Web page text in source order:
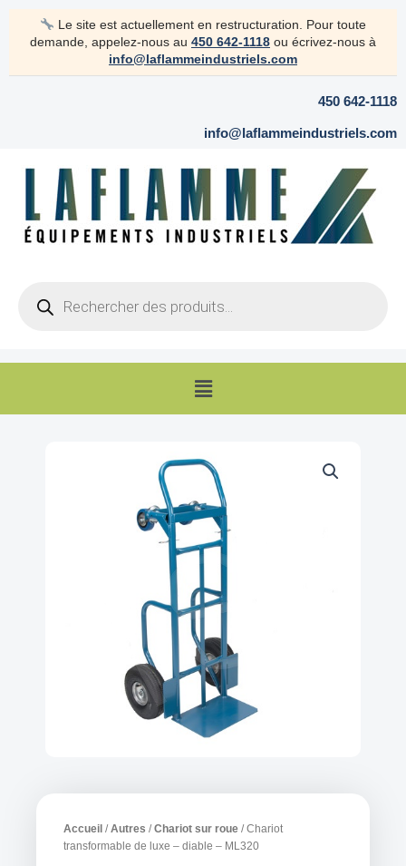
Le site est actuellement en restructuration. Pour toute
demande, appelez-nous au 450 642-1118 ou écrivez-nous à
info@laflammeindustriels.com
450 642-1118
info@laflammeindustriels.com
search
Menu
Accueil /Autres /Chariot sur roue / Chariot
transformable de luxe – diable – ML320